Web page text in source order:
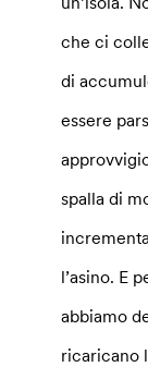
che ci
di
essere
spalla di
l’asino. E
abbiamo
ricaricano